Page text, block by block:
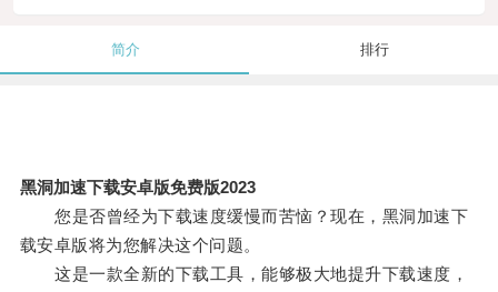
简介 排行
黑洞加速下载安卓版免费版2023
您是否曾经为下载速度缓慢而苦恼？现在，黑洞加速下
载安卓版将为您解决这个问题。
这是一款全新的下载工具，能够极大地提升下载速度，